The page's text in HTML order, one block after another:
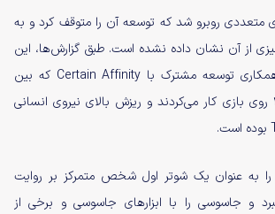
متعددی روبرو شد که توسعه آن را متوقف کرد و به
از آن نشان داده نشده است. طبق گزارش‌ها، این
ناکامی‌ها شامل یک همکاری توسعه مشترک با Certain Affinity که بین
سال‌های ۲۰۱۹ تا ۲۰۲۱ روی بازی کار می‌کردند و ریزش بالای نیروی انسانی
منابع Perfect Dark را به عنوان یک شوتر اول شخص متمرکز بر روایت
و جاسوسی را با ابزارهای جاسوسی و برخی از